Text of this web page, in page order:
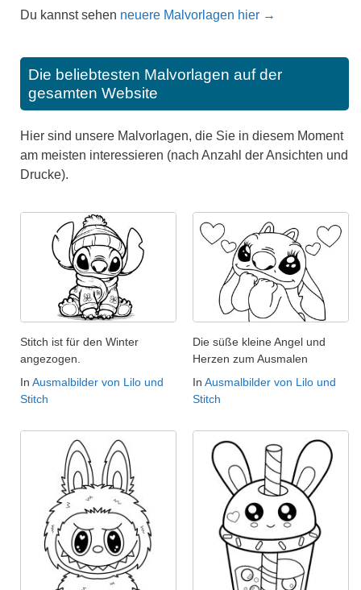
Du kannst sehen neuere Malvorlagen hier →
Die beliebtesten Malvorlagen auf der
gesamten Website
Hier sind unsere Malvorlagen, die Sie in diesem Moment
am meisten interessieren (nach Anzahl der Ansichten und
Drucke).
Stitch ist für den Winter
angezogen.
In Ausmalbilder von Lilo und
Stitch
Die süße kleine Angel und
Herzen zum Ausmalen
In Ausmalbilder von Lilo und
Stitch